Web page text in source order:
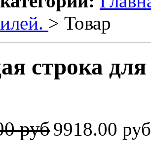
> Товар
строка
руб9918.00